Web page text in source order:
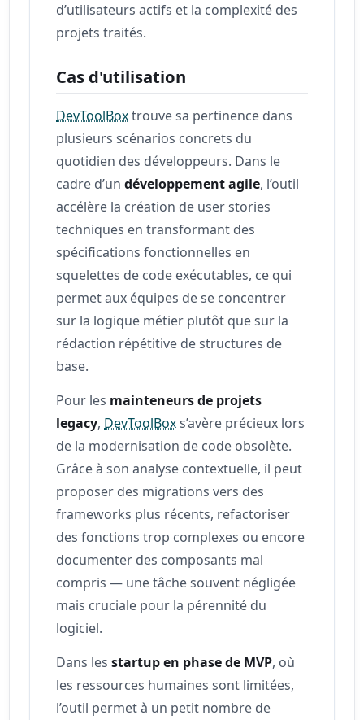
d’utilisateurs actifs et la complexité des
projets traités.
Cas d'utilisation
DevToolBoxtrouve sa pertinence dans
plusieurs scénarios concrets du
quotidien des développeurs. Dans le
cadre d’undéveloppement agile, l’outil
accélère la création de user stories
techniques en transformant des
spécifications fonctionnelles en
squelettes de code exécutables, ce qui
permet aux équipes de se concentrer
sur la logique métier plutôt que sur la
rédaction répétitive de structures de
base.
Pour les mainteneurs de projets
legacy, DevToolBoxs’avère précieux lors
de la modernisation de code obsolète.
Grâce à son analyse contextuelle, il peut
proposer des migrations vers des
frameworks plus récents, refactoriser
des fonctions trop complexes ou encore
documenter des composants mal
compris — une tâche souvent négligée
mais cruciale pour la pérennité du
logiciel.
Dans lesstartup en phase de MVP, où
les ressources humaines sont limitées,
l’outil permet à un petit nombre de